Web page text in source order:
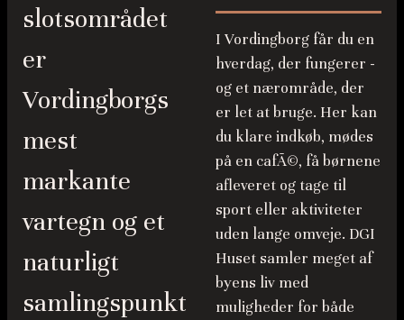
slotsområdet
er
Vordingborgs
mest
markante
vartegn og et
naturligt
samlingspunkt
I Vordingborg får du en
hverdag, der fungerer -
og et nærområde, der
er let at bruge. Her kan
du klare indkøb, mødes
på en cafÃ©, få børnene
afleveret og tage til
sport eller aktiviteter
uden lange omveje. DGI
Huset samler meget af
byens liv med
muligheder for både